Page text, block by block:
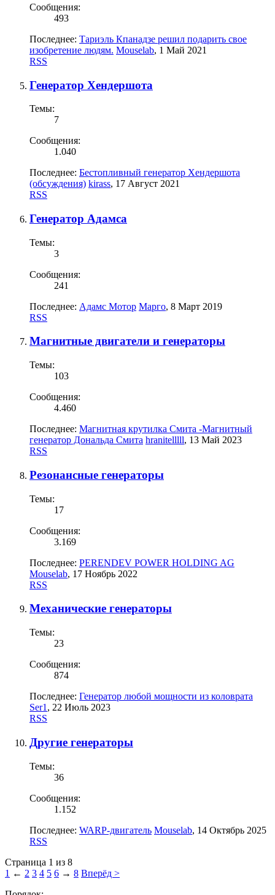
Сообщения:
493
Последнее: Тариэль Кпанадзе решил подарить свое
изобретение людям. Mouselab, 1 Май 2021
RSS
Генератор Хендершота
Темы:
7
Сообщения:
1.040
Последнее: Бестопливный генератор Хендершота
(обсуждения) kirass, 17 Август 2021
RSS
Генератор Адамса
Темы:
3
Сообщения:
241
Последнее: Адамс Мотор Марго, 8 Март 2019
RSS
Магнитные двигатели и генераторы
Темы:
103
Сообщения:
4.460
Последнее: Магнитная крутилка Смита -Магнитный
генератор Дональда Смита hranitelllll, 13 Май 2023
RSS
Резонансные генераторы
Темы:
17
Сообщения:
3.169
Последнее: PERENDEV POWER HOLDING AG
Mouselab, 17 Ноябрь 2022
RSS
Механические генераторы
Темы:
23
Сообщения:
874
Последнее: Генератор любой мощности из коловрата
Ser1 , 22 Июль 2023
RSS
Другие генераторы
Темы:
36
Сообщения:
1.152
Последнее: WARP-двигатель Mouselab, 14 Октябрь 2025
RSS
Страница 1 из 8
1 ← 2 3 4 5 6 → 8 Вперёд >